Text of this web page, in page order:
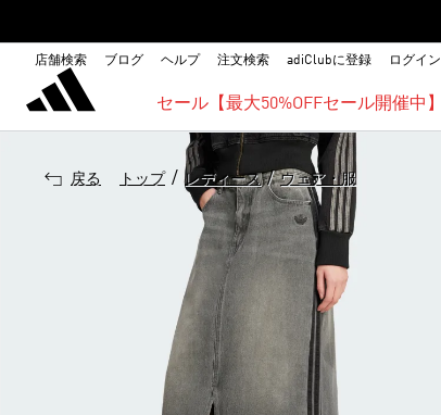
店舗検索 ブログ ヘルプ 注文検索 adiClubに登録 ログイン
セール【最大50%OFFセール開催中】
戻る トップ / レディース / ウェア・服